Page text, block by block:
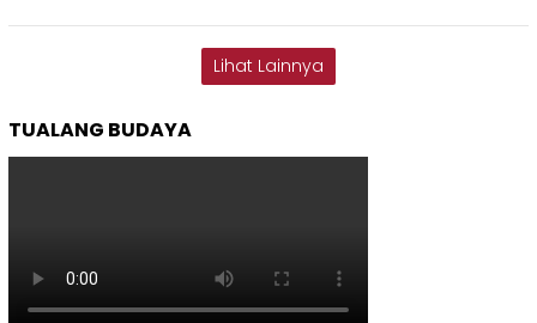
Lihat Lainnya
TUALANG BUDAYA